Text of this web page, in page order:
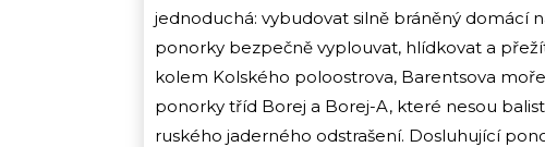
jednoduchá: vybudovat silně bráněný domácí
ponorky bezpečně vyplouvat, hlídkovat a
kolem Kolského poloostrova, Barentsova
ponorky tříd Borej a Borej-A, které nesou
ruského jaderného odstrašení. Dosluhující